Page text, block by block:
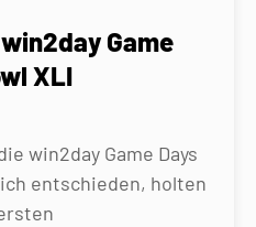
Game
XLI
win2day Game Days
entschieden, holten